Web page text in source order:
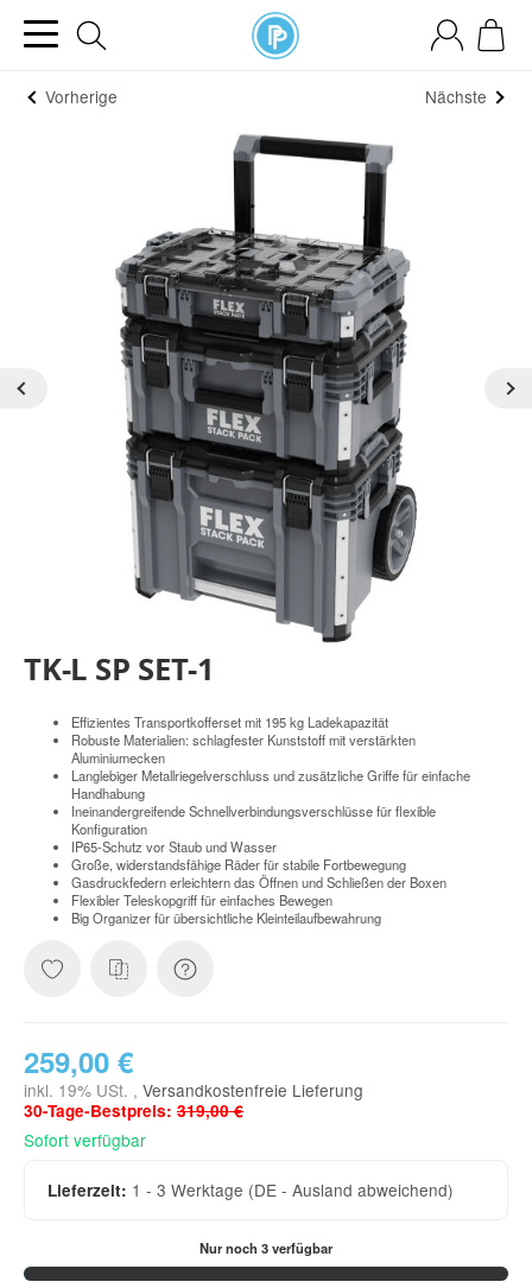
Vorherige Nächste
TK-L SP SET-1
Effizientes Transportkofferset mit 195 kg Ladekapazität
Robuste Materialien: schlagfester Kunststoff mit verstärkten
Aluminiumecken
Langlebiger Metallriegelverschluss und zusätzliche Griffe für einfache
Handhabung
Ineinandergreifende Schnellverbindungsverschlüsse für flexible
Konfiguration
IP65-Schutz vor Staub und Wasser
Große, widerstandsfähige Räder für stabile Fortbewegung
Gasdruckfedern erleichtern das Öffnen und Schließen der Boxen
Flexibler Teleskopgriff für einfaches Bewegen
Big Organizer für übersichtliche Kleinteilaufbewahrung
259,00 €
inkl. 19% USt. , Versandkostenfreie Lieferung
30-Tage-Bestpreis: 319,00 €
Sofort verfügbar
Lieferzeit: 1 - 3 Werktage (DE - Ausland abweichend)
Nur noch 3 verfügbar